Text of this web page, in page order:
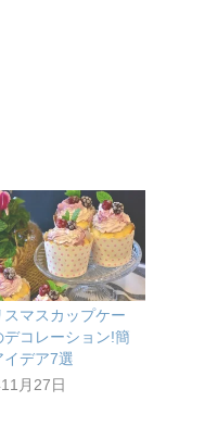
スマスカップケー
デコレーション!簡
イデア7選
月27日